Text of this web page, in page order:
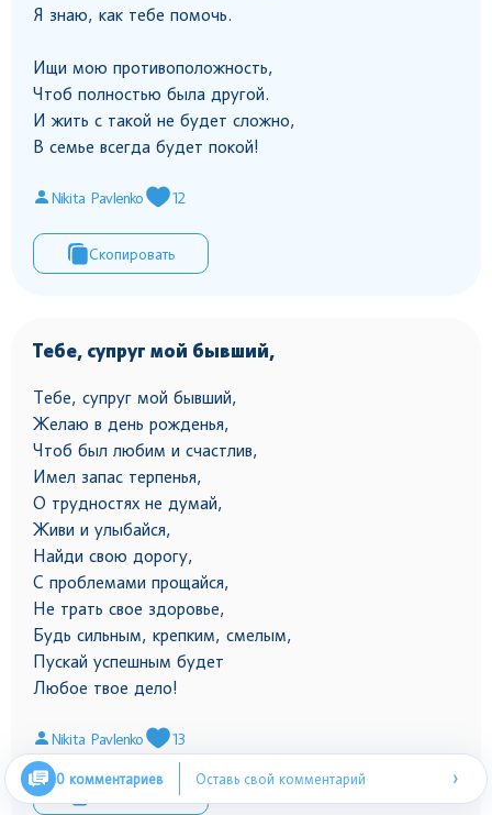
Я знаю, как тебе помочь.
Ищи мою противоположность,
Чтоб полностью была другой.
И жить с такой не будет сложно,
В семье всегда будет покой!
Nikita Pavlenko 12
Скопировать
Тебе, супруг мой бывший,
Тебе, супруг мой бывший,
Желаю в день рожденья,
Чтоб был любим и счастлив,
Имел запас терпенья,
О трудностях не думай,
Живи и улыбайся,
Найди свою дорогу,
С проблемами прощайся,
Не трать свое здоровье,
Будь сильным, крепким, смелым,
Пускай успешным будет
Любое твое дело!
Nikita Pavlenko 13
0 комментариев Оставь свой комментарий ›